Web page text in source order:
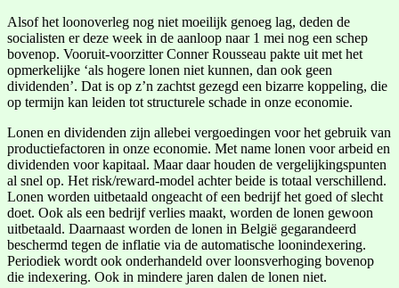
Alsof het loonoverleg nog niet moeilijk genoeg lag, deden de
socialisten er deze week in de aanloop naar 1 mei nog een schep
bovenop. Vooruit-voorzitter Conner Rousseau pakte uit met het
opmerkelijke ‘als hogere lonen niet kunnen, dan ook geen
dividenden’. Dat is op z’n zachtst gezegd een bizarre koppeling, die
op termijn kan leiden tot structurele schade in onze economie.
Lonen en dividenden zijn allebei vergoedingen voor het gebruik van
productiefactoren in onze economie. Met name lonen voor arbeid en
dividenden voor kapitaal. Maar daar houden de vergelijkingspunten
al snel op. Het risk/reward-model achter beide is totaal verschillend.
Lonen worden uitbetaald ongeacht of een bedrijf het goed of slecht
doet. Ook als een bedrijf verlies maakt, worden de lonen gewoon
uitbetaald. Daarnaast worden de lonen in België gegarandeerd
beschermd tegen de inflatie via de automatische loonindexering.
Periodiek wordt ook onderhandeld over loonsverhoging bovenop
die indexering. Ook in mindere jaren dalen de lonen niet.